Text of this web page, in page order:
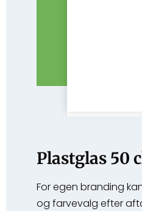
Plastglas 50
For egen branding
og farvevalg efter